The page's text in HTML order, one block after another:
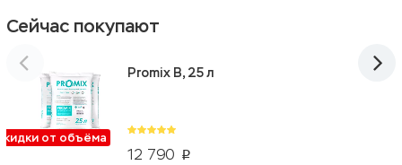
Сейчас покупают
от объёма
12 790 p
Promix B, 25 л